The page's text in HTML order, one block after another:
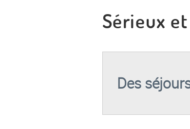
Sérieux
Des